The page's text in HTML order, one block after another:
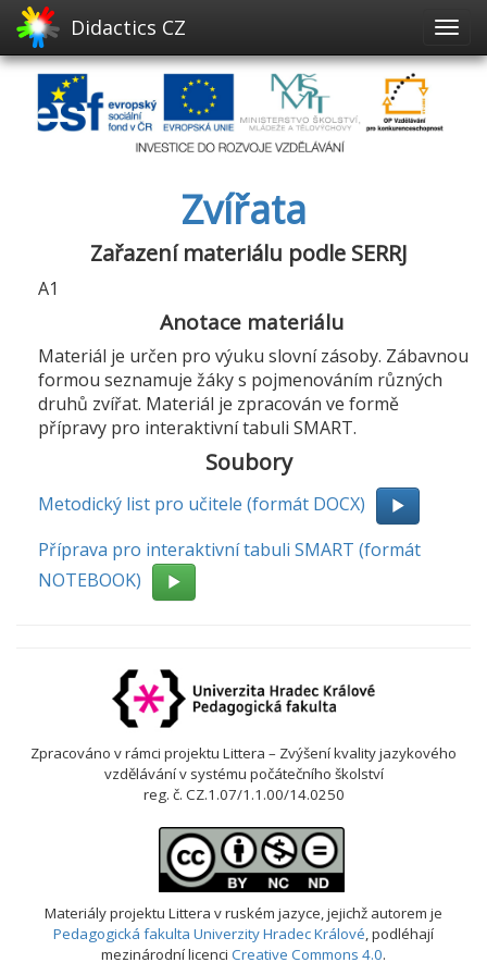
Didactics CZ
Zvířata
Zařazení materiálu podle SERRJ
A1
Anotace materiálu
Materiál je určen pro výuku slovní zásoby. Zábavnou
formou seznamuje žáky s pojmenováním různých
druhů zvířat. Materiál je zpracován ve formě
přípravy pro interaktivní tabuli SMART.
Soubory
Metodický list pro učitele (formát DOCX)
Příprava pro interaktivní tabuli SMART (formát
NOTEBOOK)
Zpracováno v rámci projektu Littera – Zvýšení kvality jazykového
vzdělávání v systému počátečního školství
reg. č. CZ.1.07/1.1.00/14.0250
Materiály projektu Littera v ruském jazyce, jejichž autorem je
Pedagogická fakulta Univerzity Hradec Králové, podléhají
mezinárodní licenci Creative Commons 4.0.